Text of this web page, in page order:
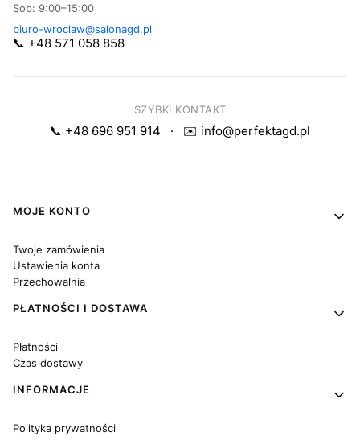
Sob: 9:00–15:00
biuro-wroclaw@salonagd.pl
📞 +48 571 058 858
SZYBKI KONTAKT
📞 +48 696 951 914 · ✉️ info@perfektagd.pl
Linki w stopce
MOJE KONTO
Twoje zamówienia
Ustawienia konta
Przechowalnia
PŁATNOŚCI I DOSTAWA
Płatności
Czas dostawy
INFORMACJE
Polityka prywatności